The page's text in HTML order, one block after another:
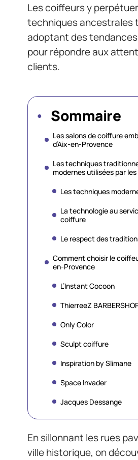
Les coiffeurs y
techniques ancestrales
adoptant des
pour répondre aux
clients.
Sommaire
Les salons de coiffure
d’Aix-en-Provence
Les techniques
modernes utilisées par
Les techniques
La technologie au
coiffure
Le respect des
Comment choisir le
en-Provence
L’Instant Cocoon
ThierreeZ
Only Color
Sculpt coiffure
Inspiration by Slimane
Space Invader
Jacques Dessange
En sillonnant les rues
ville historique, on